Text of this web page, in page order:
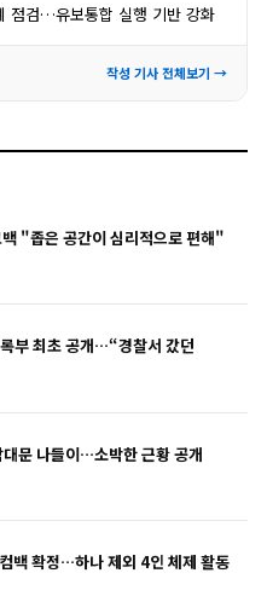
점검…유보통합 실행 기반 강화
작성 기사 전체보기 →
"좁은 공간이 심리적으로 편해"
부 최초 공개…“경찰서 갔던
문 나들이…소박한 근황 공개
백 확정…하나 제외 4인 체제 활동